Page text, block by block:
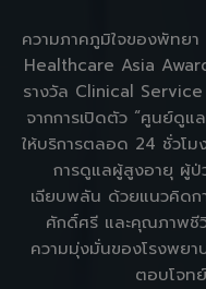
ความภาคภูมิใจของพัทย
Healthcare Asia
รางวัล Clinical
จากการเปิดตัว “ศูนย์ดู
ให้บริการตลอด 24 ชั่วโม
การดูแลผู้สูงอายุ ผู้ป่
เฉียบพลัน ด้วยแนวคิดก
ศักดิ์ศรี และคุณภาพชี
ความมุ่งมั่นของโรงพยา
ตอบโจท